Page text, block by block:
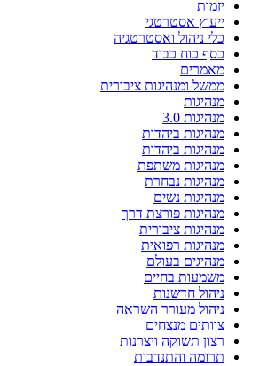
יזמות
ייעוץ אסטרטגי
כלי ניהול ואסטרטגיה
כסף כוח כבוד
מאמרים
ממשל ומנהיגות ציבורית
מנהיגות
מנהיגות 3.0
מנהיגות ביהדות
מנהיגות ביהדות
מנהיגות משתפת
מנהיגות נבחרת
מנהיגות נשים
מנהיגות פורצת דרך
מנהיגות ציבורית
מנהיגות רפואית
מנהיגים בעולם
משמעות בחיים
ניהול חדשנות
ניהול מעורר השראה
צוותים מנצחים
רצון תשוקה ויצרנות
תרומה והתנדבות